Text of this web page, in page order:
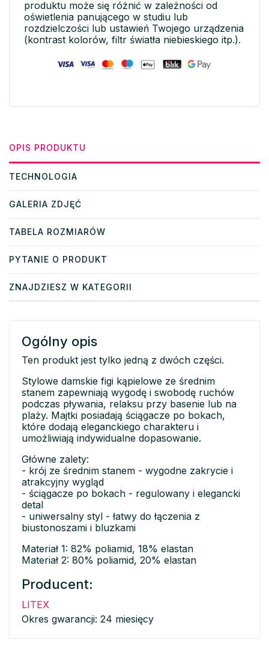
produktu może się różnić w zależności od
oświetlenia panującego w studiu lub
rozdzielczości lub ustawień Twojego urządzenia
(kontrast kolorów, filtr światła niebieskiego itp.).
OPIS PRODUKTU
TECHNOLOGIA
GALERIA ZDJĘĆ
TABELA ROZMIARÓW
PYTANIE O PRODUKT
ZNAJDZIESZ W KATEGORII
Ogólny opis
Ten produkt jest tylko jedną z dwóch części.
Stylowe damskie figi kąpielowe ze średnim
stanem zapewniają wygodę i swobodę ruchów
podczas pływania, relaksu przy basenie lub na
plaży. Majtki posiadają ściągacze po bokach,
które dodają eleganckiego charakteru i
umożliwiają indywidualne dopasowanie.
Główne zalety:
- krój ze średnim stanem - wygodne zakrycie i
atrakcyjny wygląd
- ściągacze po bokach - regulowany i elegancki
detal
- uniwersalny styl - łatwy do łączenia z
biustonoszami i bluzkami
Materiał 1: 82% poliamid, 18% elastan
Materiał 2: 80% poliamid, 20% elastan
Producent:
LITEX
Okres gwarancji: 24 miesięcy